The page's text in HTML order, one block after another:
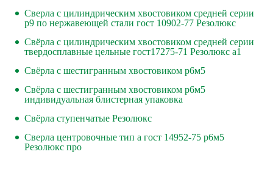
Сверла с цилиндрическим хвостовиком средней серии
р9 по нержавеющей стали гост 10902-77 Резолюкс
Свёрла с цилиндрическим хвостовиком средней серии
твердосплавные цельные гост17275-71 Резолюкс а1
Свёрла с шестигранным хвостовиком р6м5
Свёрла с шестигранным хвостовиком р6м5
индивидуальная блистерная упаковка
Свёрла ступенчатые Резолюкс
Сверла центровочные тип а гост 14952-75 р6м5
Резолюкс про